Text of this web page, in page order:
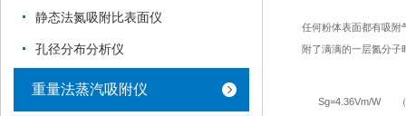
静态法氮吸附比表面仪
孔径分布分析仪
重量法蒸汽吸附仪
任何粉体表面都有吸附
附了满满的一层氮分子
Sg=4.36Vm/W （